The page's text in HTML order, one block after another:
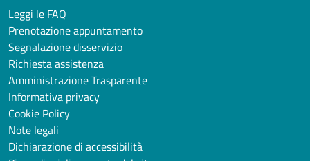
Leggi le FAQ
Prenotazione appuntamento
Segnalazione disservizio
Richiesta assistenza
Amministrazione Trasparente
Informativa privacy
Cookie Policy
Note legali
Dichiarazione di accessibilità